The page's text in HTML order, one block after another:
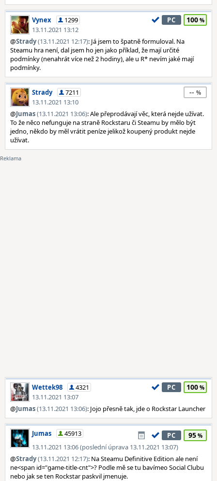
Vynex
1299
13.11.2021 13:12
PC 100
@Strady(13.11.2021 12:17): Já jsem to špatně formuloval. Na
Steamu hra není, dal jsem ho jen jako příklad, že mají určité
podmínky (nenahrát více než 2 hodiny), ale u R* nevím jaké mají
podmínky.
Strady
7211
13.11.2021 13:10
--
@Jumas(13.11.2021 13:06): Ale přeprodávají věc, která nejde užívat.
To že něco nefunguje na straně Rockstaru či Steamu by mělo být
jedno, někdo by měl vrátit peníze jelikož koupený produkt nejde
užívat.
Wettek98
4321
13.11.2021 13:07
PC 100
@Jumas(13.11.2021 13:06): Jojo přesně tak, jde o Rockstar Launcher
Jumas
45913
13.11.2021 13:06 (poslední úprava 13.11.2021 13:07)
PC 95
@Strady(13.11.2021 12:17): Na Steamu Definitive Edition ale není
ne<span id="game-title-cnt">? Podle mě se tu bavímeo Social Clubu
nebo jak se ten Rockstar paskvil jmenuje.